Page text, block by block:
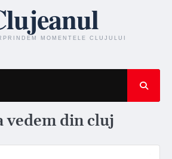
vedem din cluj